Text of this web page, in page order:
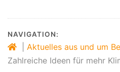
NAVIGATION:
Aktuelles aus und um
Zahlreiche Ideen für mehr